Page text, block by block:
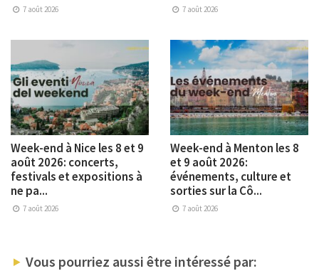
7 août 2026 7 août 2026
Week-end à Nice les 8 et 9
août 2026: concerts,
festivals et expositions à
ne pa...
7 août 2026
Week-end à Menton les 8
et 9 août 2026:
événements, culture et
sorties sur la Cô...
7 août 2026
Vous pourriez aussi être intéressé par: